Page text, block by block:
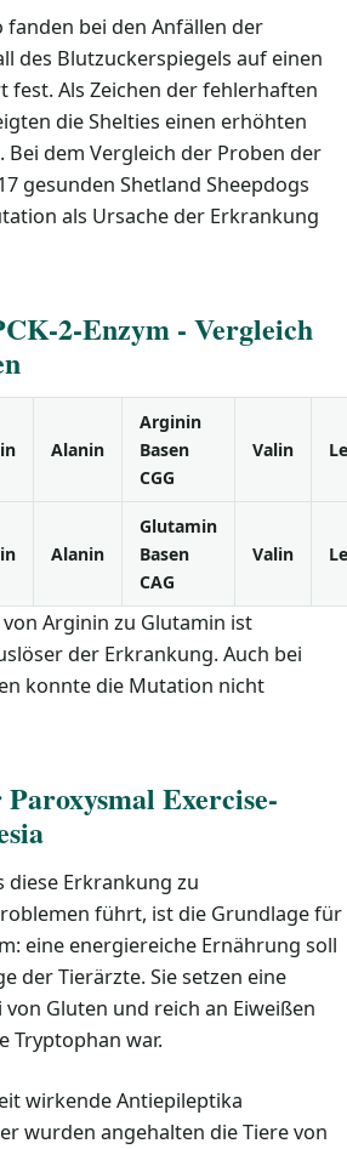
fanden bei den Anfällen der
des Blutzuckerspiegels auf einen
fest. Als Zeichen der fehlerhaften
die Shelties einen erhöhten
Bei dem Vergleich der Proben der
gesunden Shetland Sheepdogs
als Ursache der Erkrankung
2-Enzym - Vergleich
Alanin
Arginin
Basen
CGG
Valin
Alanin
Glutamin
Basen
CAG
Valin
Arginin zu Glutamin ist
der Erkrankung. Auch bei
konnte die Mutation nicht
Exercise-
diese Erkrankung zu
führt, ist die Grundlage für
eine energiereiche Ernährung soll
der Tierärzte. Sie setzen eine
Gluten und reich an Eiweißen
Tryptophan war.
wirkende Antiepileptika
wurden angehalten die Tiere von